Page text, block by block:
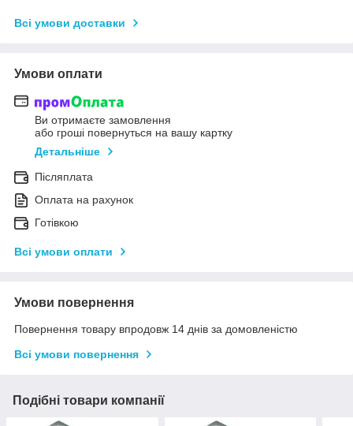
Всі умови доставки
Умови оплати
Ви отримаєте замовлення
або гроші повернуться на вашу картку
Детальніше
Післяплата
Оплата на рахунок
Готівкою
Всі умови оплати
Умови повернення
Повернення товару впродовж 14 днів за домовленістю
Всі умови повернення
Подібні товари компанії